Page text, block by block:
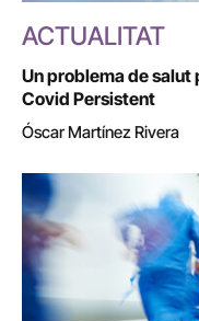
ACTUALITAT
Un problema de
Covid Persistent
Óscar Martínez Rivera